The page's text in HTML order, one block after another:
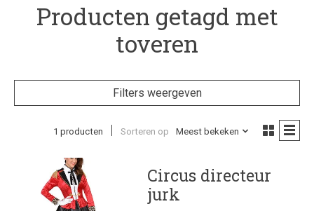
Producten getagd met
toveren
Filters weergeven
1 producten Sorteren op Meest bekeken
Circus directeur
jurk